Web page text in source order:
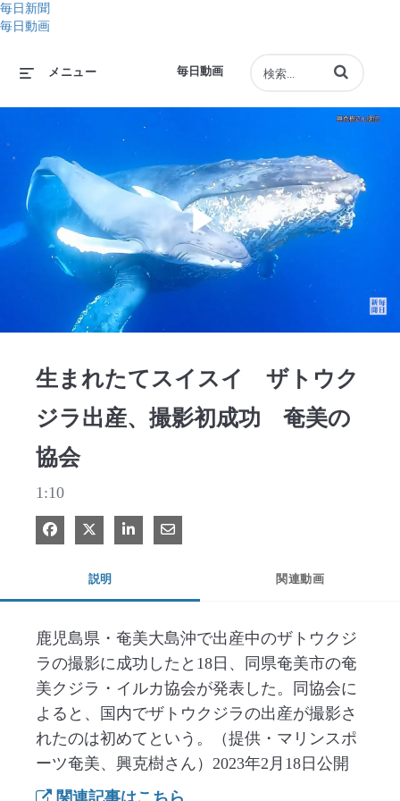
毎日新聞
毎日動画
毎日動画
メニュー 動画の検索語句
Play
生まれたてスイスイ ザトウク
ジラ出産、撮影初成功 奄美の
協会
1:10
Facebook で共有
Xで共有する
LinkedIn で共有
電子メールで共有
説明 関連動画
鹿児島県・奄美大島沖で出産中のザトウクジ
ラの撮影に成功したと18日、同県奄美市の奄
美クジラ・イルカ協会が発表した。同協会に
よると、国内でザトウクジラの出産が撮影さ
れたのは初めてという。（提供・マリンスポ
ーツ奄美、興克樹さん）2023年2月18日公開
関連記事はこちら